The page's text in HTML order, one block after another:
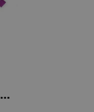
Pildspalva gēla ar dzīivnieka dekoru - ZAĶĪTIS